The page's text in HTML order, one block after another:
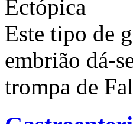
Este tipo de
embrião dá-
trompa de